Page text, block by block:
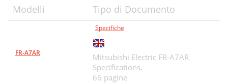
Modelli Tipo di Documento
FR-A7AR
Specifiche
Mitsubishi Electric FR-A7AR
Specifications,
66 pagine